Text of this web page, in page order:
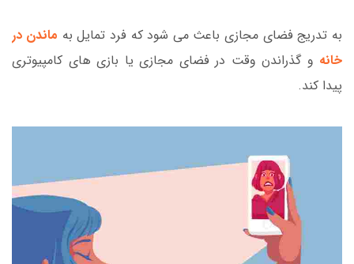
به تدریج فضای مجازی باعث می شود که فرد تمایل به ماندن در
خانه و گذراندن وقت در فضای مجازی یا بازی های کامپیوتری
پیدا کند.